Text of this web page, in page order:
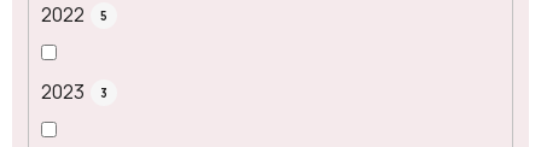
2022 5
2023 3